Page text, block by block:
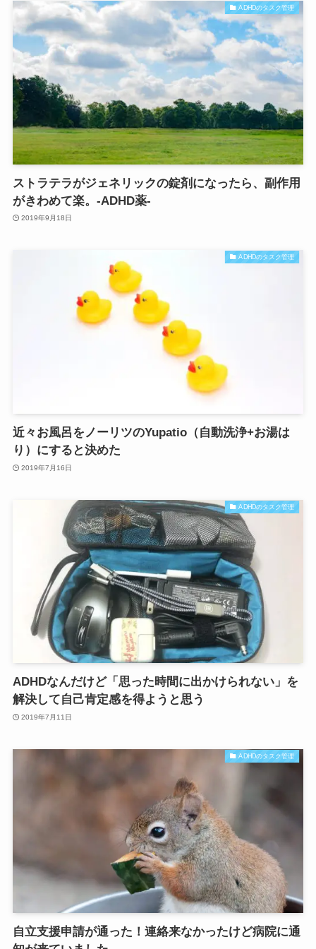
ADHDのタスク管理
ストラテラがジェネリックの錠剤になったら、副作用
がきわめて楽。-ADHD薬-
2019年9月18日
ADHDのタスク管理
近々お風呂をノーリツのYupatio（自動洗浄+お湯は
り）にすると決めた
2019年7月16日
ADHDのタスク管理
ADHDなんだけど「思った時間に出かけられない」を
解決して自己肯定感を得ようと思う
2019年7月11日
ADHDのタスク管理
自立支援申請が通った！連絡来なかったけど病院に通